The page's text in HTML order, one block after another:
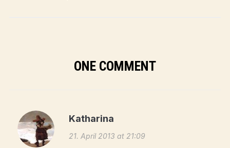
ONE COMMENT
Katharina
21. April 2013 at 21:09